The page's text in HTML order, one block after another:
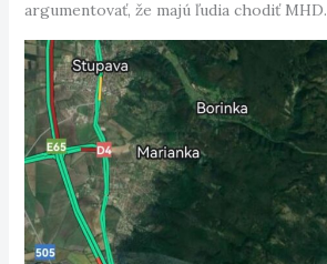
argumentovať, že majú ľudia chodiť MHD.